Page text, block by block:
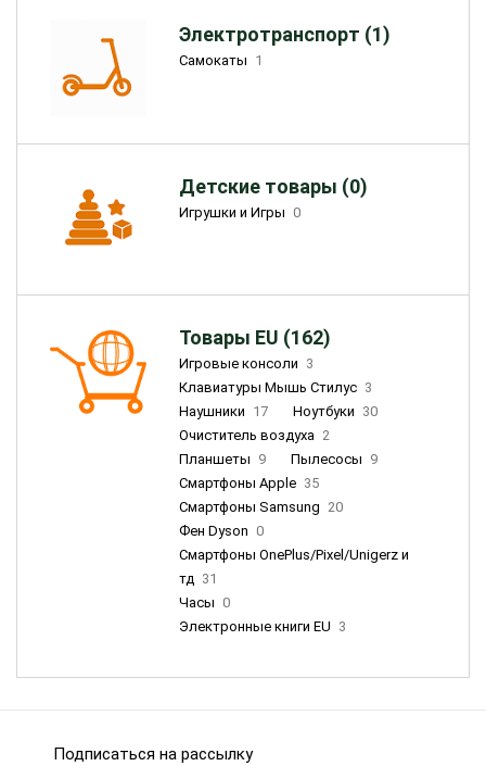
Электротранспорт (1)
Самокаты 1
Детские товары (0)
Игрушки и Игры 0
Товары EU (162)
Игровые консоли 3
Клавиатуры Мышь Стилус 3
Наушники 17 Ноутбуки 30
Очиститель воздуха 2
Планшеты 9 Пылесосы 9
Смартфоны Apple 35
Смартфоны Samsung 20
Фен Dyson 0
Смартфоны OnePlus/Pixel/Unigerz и
тд 31
Часы 0
Электронные книги EU 3
Подписаться на рассылку